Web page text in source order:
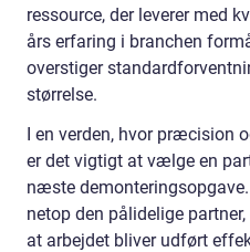
ressource, der leverer med
års erfaring i branchen
overstiger
størrelse.
I en verden, hvor præcision
er det vigtigt at vælge en
næste
netop den pålidelige
at arbejdet bliver udført